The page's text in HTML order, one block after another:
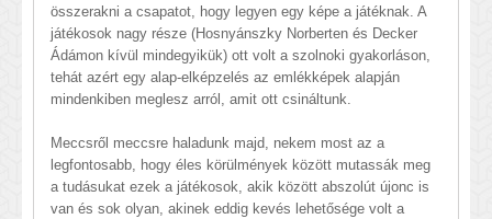
összerakni a csapatot, hogy legyen egy képe a játéknak. A
játékosok nagy része (Hosnyánszky Norberten és Decker
Ádámon kívül mindegyikük) ott volt a szolnoki gyakorláson,
tehát azért egy alap-elképzelés az emlékképek alapján
mindenkiben meglesz arról, amit ott csináltunk.
Meccsről meccsre haladunk majd, nekem most az a
legfontosabb, hogy éles körülmények között mutassák meg
a tudásukat ezek a játékosok, akik között abszolút újonc is
van és sok olyan, akinek eddig kevés lehetősége volt a